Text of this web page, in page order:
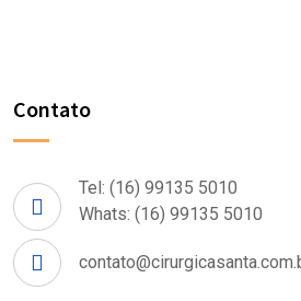
Contato
Tel: (16) 99135 5010
Whats: (16) 99135 5010